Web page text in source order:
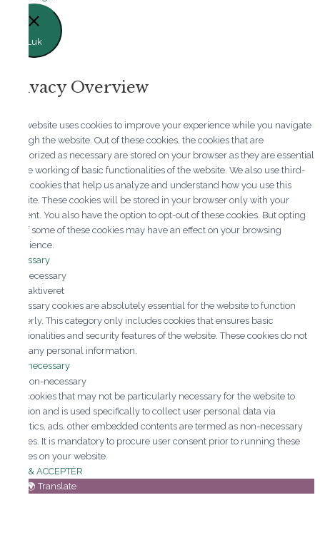
Luk
Privacy Overview
This website uses cookies to improve your experience while you navigate
through the website. Out of these cookies, the cookies that are
categorized as necessary are stored on your browser as they are essential
for the working of basic functionalities of the website. We also use third-
party cookies that help us analyze and understand how you use this
website. These cookies will be stored in your browser only with your
consent. You also have the option to opt-out of these cookies. But opting
out of some of these cookies may have an effect on your browsing
experience.
Necessary
Necessary
Altid aktiveret
Necessary cookies are absolutely essential for the website to function
properly. This category only includes cookies that ensures basic
functionalities and security features of the website. These cookies do not
store any personal information.
Non-necessary
Non-necessary
Any cookies that may not be particularly necessary for the website to
function and is used specifically to collect user personal data via
analytics, ads, other embedded contents are termed as non-necessary
cookies. It is mandatory to procure user consent prior to running these
cookies on your website.
GEM & ACCEPTÈR
🇩🇰 🌍 Translate